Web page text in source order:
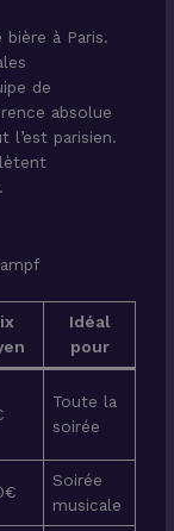
à Paris.
de
absolue
l’est parisien.
Idéal
pour
Toute la
soirée
Soirée
musicale